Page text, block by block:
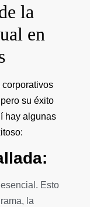
la
en
su éxito
hay algunas
Esto
la